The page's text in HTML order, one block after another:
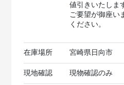
値引きいたしま
ご要望が御座い
ください。
在庫場所 宮崎県日向市
現地確認 現物確認のみ